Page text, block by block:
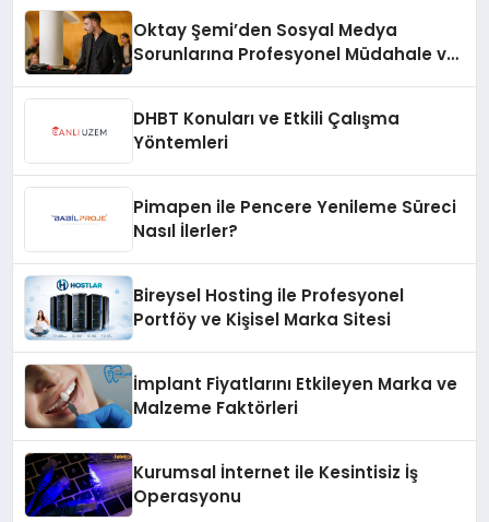
Oktay Şemi’den Sosyal Medya
Sorunlarına Profesyonel Müdahale ve
DHBT Konuları ve Etkili Çalışma
Yöntemleri
Pimapen ile Pencere Yenileme Süreci
Nasıl İlerler?
Bireysel Hosting ile Profesyonel
Portföy ve Kişisel Marka Sitesi
İmplant Fiyatlarını Etkileyen Marka ve
Malzeme Faktörleri
Kurumsal İnternet ile Kesintisiz İş
Operasyonu